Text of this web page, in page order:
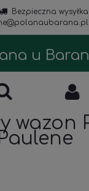
Bezpieczna
u
wazon